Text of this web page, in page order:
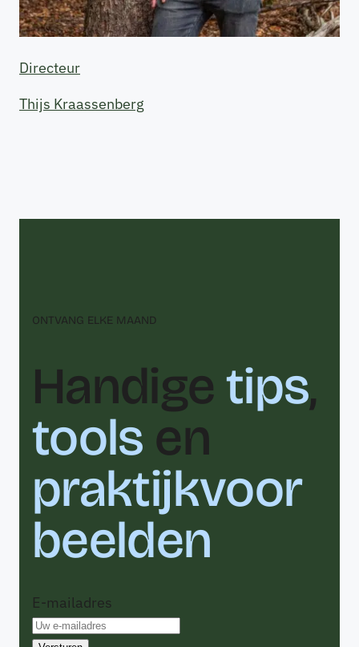
Directeur
Thijs Kraassenberg
ONTVANG ELKE MAAND
Handigetips,
tools en
praktijkvoor
beelden
E-mailadres